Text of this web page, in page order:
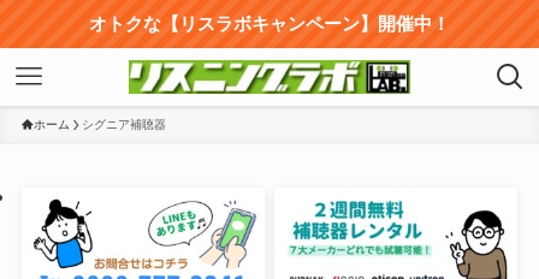
オトクな【リスラボキャンペーン】開催中！
ホーム シグニア補聴器